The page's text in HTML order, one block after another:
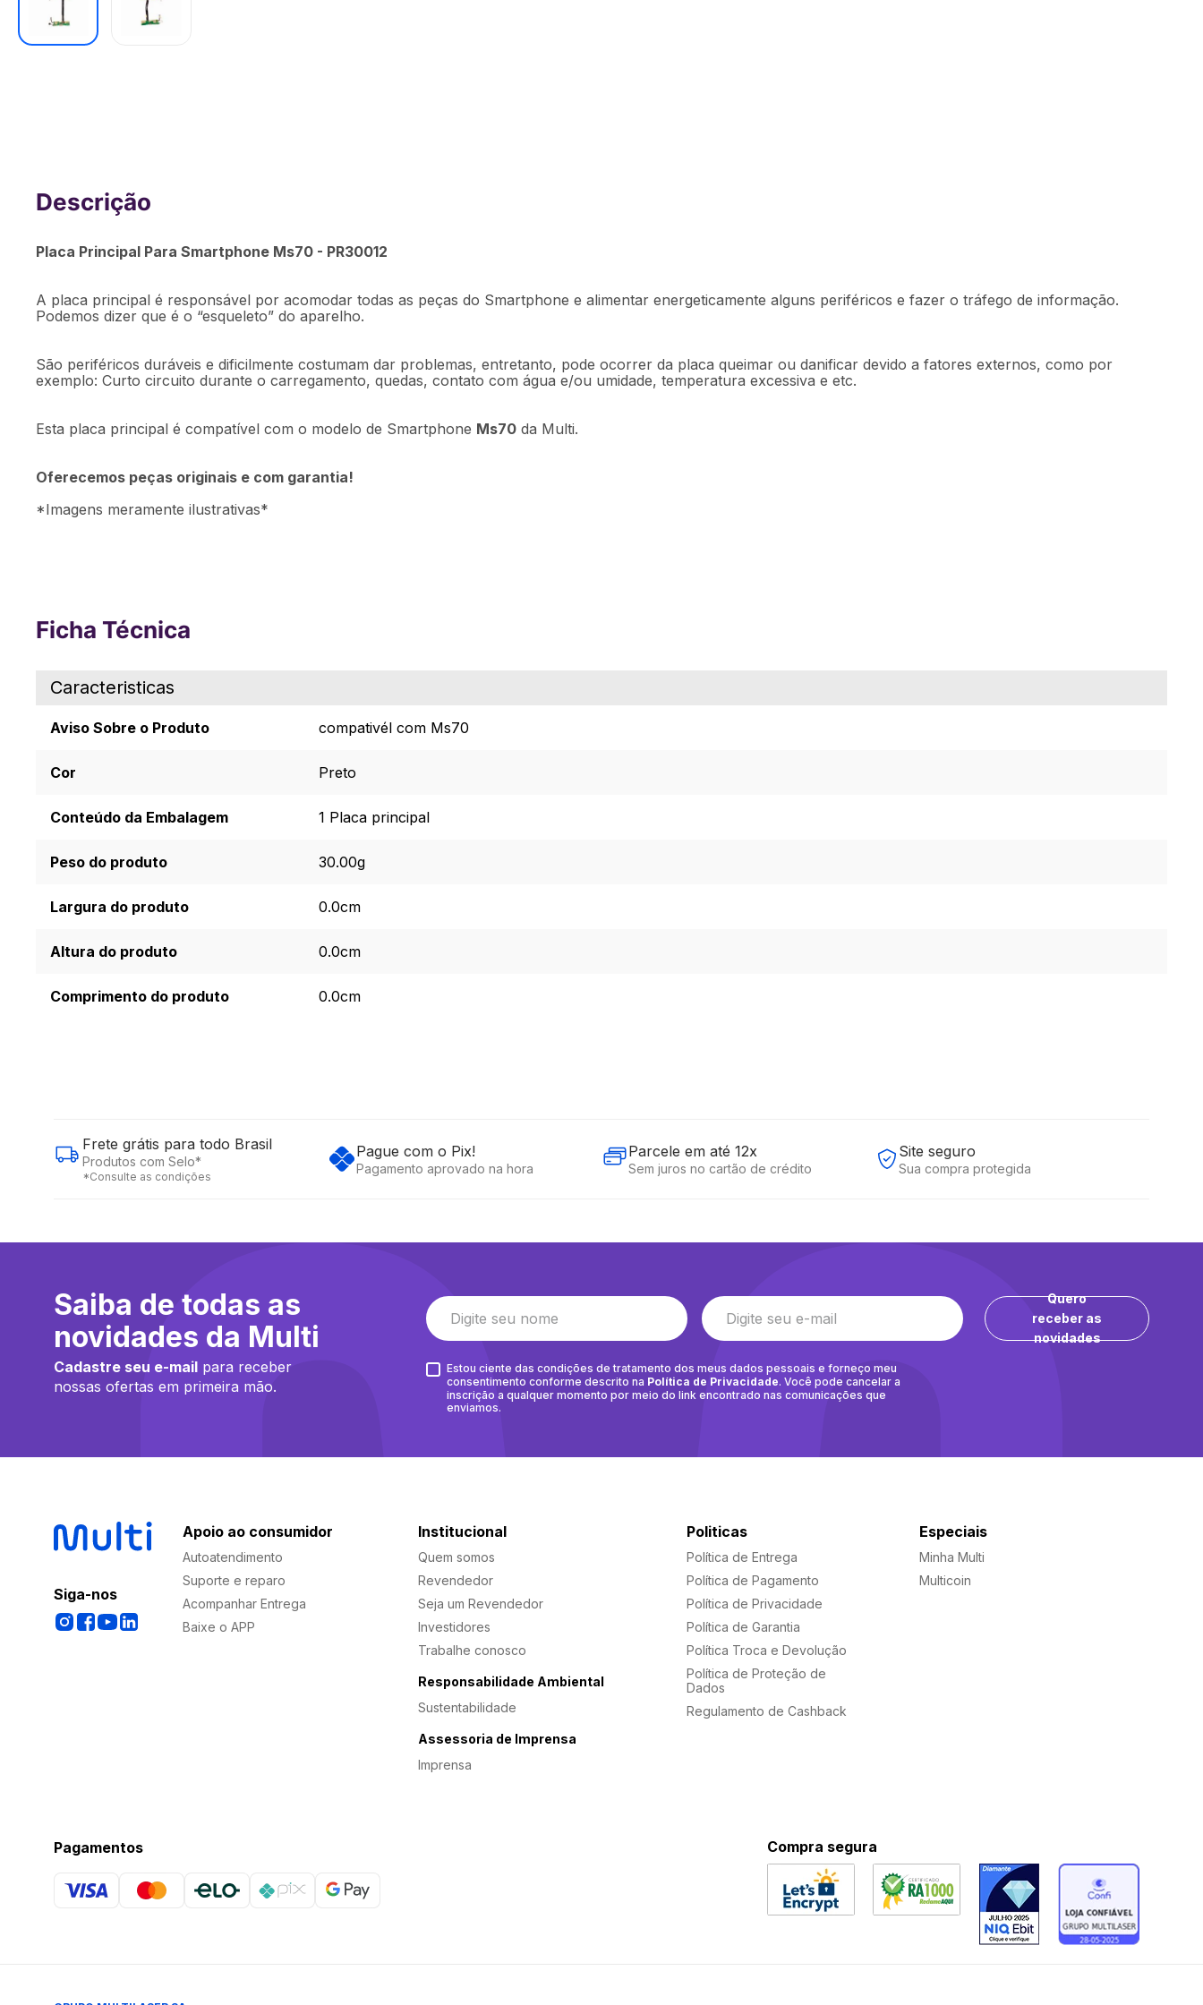
Placa Principal Para Smartphone Ms70 - PR30012
Placa Principal Para Smartphone Ms70 - PR30012
A placa principal é responsável por acomodar todas as peças do Smartphone e alimentar energeticamente alguns periféricos e fazer o tráfego de informação.
Podemos dizer que é o “esqueleto” do aparelho.
São periféricos duráveis e dificilmente costumam dar problemas, entretanto, pode ocorrer da placa queimar ou danificar devido a fatores externos, como por
exemplo: Curto circuito durante o carregamento, quedas, contato com água e/ou umidade, temperatura excessiva e etc.
Esta placa principal é compatível com o modelo de Smartphone Ms70 da Multi.
Oferecemos peças originais e com garantia!
*Imagens meramente ilustrativas*
Ficha Técnica
Caracteristicas
Aviso Sobre o Produto compativél com Ms70
Cor Preto
Conteúdo da Embalagem 1 Placa principal
Peso do produto 30.00g
Largura do produto 0.0cm
Altura do produto 0.0cm
Comprimento do produto 0.0cm
Frete grátis para todo Brasil
Produtos com Selo*
*Consulte as condições
Pague com o Pix!
Pagamento aprovado na hora
Parcele em até 12x
Sem juros no cartão de crédito
Site seguro
Sua compra protegida
Saiba de todas as
novidades da Multi
Cadastre seu e-mail para receber
nossas ofertas em primeira mão.
Quero
receber as
novidades
Estou ciente das condições de tratamento dos meus dados pessoais e forneço meu
consentimento conforme descrito na Política de Privacidade. Você pode cancelar a
inscrição a qualquer momento por meio do link encontrado nas comunicações que
enviamos.
Siga-nos
Apoio ao consumidor
Autoatendimento
Suporte e reparo
Acompanhar Entrega
Baixe o APP
Institucional
Quem somos
Revendedor
Seja um Revendedor
Investidores
Trabalhe conosco
Responsabilidade Ambiental
Sustentabilidade
Assessoria de Imprensa
Imprensa
Politicas
Política de Entrega
Política de Pagamento
Política de Privacidade
Política de Garantia
Política Troca e Devolução
Política de Proteção de
Dados
Regulamento de Cashback
Especiais
Minha Multi
Multicoin
Pagamentos Compra segura